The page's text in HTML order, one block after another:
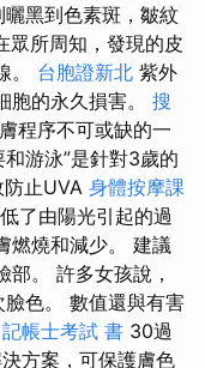
黑到色素斑，皺紋
眾所周知，發現的皮
。 台胞證新北 紫外
胞的永久損害。 搜
程序不可或缺的一
游泳”是針對3歲的
止UVA 身體按摩課
了由陽光引起的過
燃燒和減少。 建議
。 許多女孩說，
色。 數值還與有害
記帳士考試 書 30過
方案，可保護膚色